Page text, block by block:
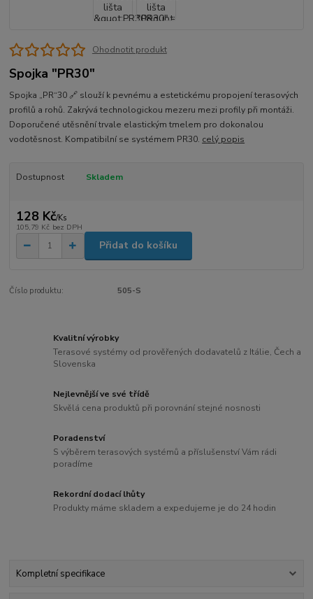
Ohodnotit produkt
Spojka "PR30"
Spojka „PR“30 🔗 slouží k pevnému a estetickému propojení terasových
profilů a rohů. Zakrývá technologickou mezeru mezi profily při montáži.
Doporučené utěsnění trvale elastickým tmelem pro dokonalou
vodotěsnost. Kompatibilní se systémem PR30. celý popis
Dostupnost Skladem
128 Kč/Ks
105,79 Kč bez DPH
Přidat do košíku
Číslo produktu: 505-S
Kvalitní výrobky
Terasové systémy od prověřených dodavatelů z Itálie, Čech a
Slovenska
Nejlevnější ve své třídě
Skvělá cena produktů při porovnání stejné nosnosti
Poradenství
S výběrem terasových systémů a příslušenství Vám rádi
poradíme
Rekordní dodací lhůty
Produkty máme skladem a expedujeme je do 24 hodin
Kompletní specifikace